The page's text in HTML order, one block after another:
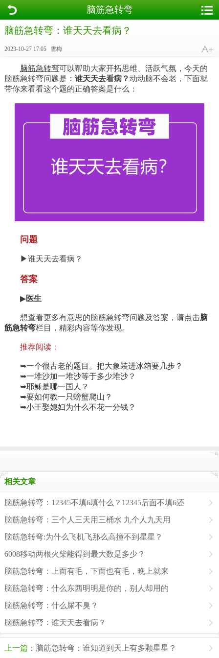
脑筋急转弯
脑筋急转弯：谁天天去看病？
2023-10-27 17:05 雪梅
脑筋急转弯可以帮助大家开拓思维、活跃气氛，今天的
脑筋急转弯问题是： 谁天天去看病？动动脑不会老，下面就
带你来看看这个题的正确答案是什么：
问题
▶谁天天去看病？
答案
▶医生
想查看更多有意思的脑筋急转弯问题及答案，请点击脑
筋急转弯栏目，精彩内容等你发现。
推荐阅读：
➥一个很古老的题目。把大象装进冰箱要几步？
➥一堆沙加一堆沙等于多少堆沙？
➥耶稣是哪一国人？
➥要如何教一只螃蟹爬山？
➥小王娶媳妇为什么不花一分钱？
相关文章
脑筋急转弯：12345不填6填什么？12345后面不填6还
脑筋急转弯：三个人三天用三桶水 九个人九天用
脑筋急转弯:为什么飞机飞那么高撞不到星星？
6008移动两根火柴能得到最大数是多少？
脑筋急转弯：上面有毛，下面也有毛，晚上就来
脑筋急转弯：什么东西明明是你的，别人却用的
脑筋急转弯：什么屎不臭？
脑筋急转弯：谁天天去看病？
上一篇： 脑筋急转弯：谁知道到天上有多颗星星？